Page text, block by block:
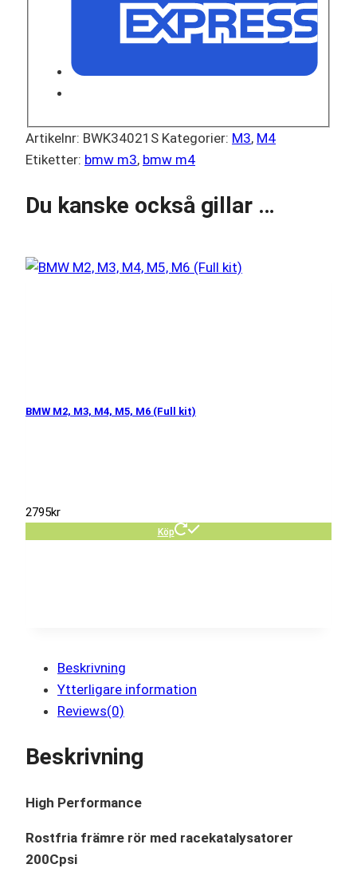
Artikelnr: BWK34021S Kategorier: M3, M4
Etiketter: bmw m3, bmw m4
Du kanske också gillar …
BMW M2, M3, M4, M5, M6 (Full kit)
2795kr
Köp
Beskrivning
Ytterligare information
Reviews(0)
Beskrivning
High Performance
Rostfria främre rör med racekatalysatorer
200Cpsi